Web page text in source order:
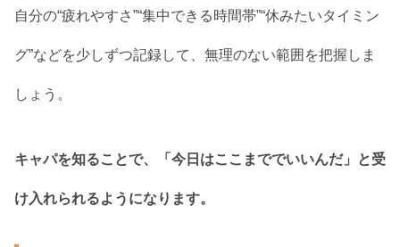
自分の“疲れやすさ”“集中できる時間帯”“休みたいタイミン
グ”などを少しずつ記録して、無理のない範囲を把握しま
しょう。
キャパを知ることで、「今日はここまででいいんだ」と受
け入れられるようになります。